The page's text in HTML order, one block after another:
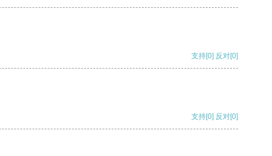
支持[0] 反对[0]
支持[0] 反对[0]